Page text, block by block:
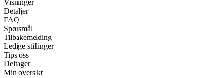
Visninger
Detaljer
FAQ
Spørsmål
Tilbakemelding
Ledige stillinger
Tips oss
Deltager
Min oversikt